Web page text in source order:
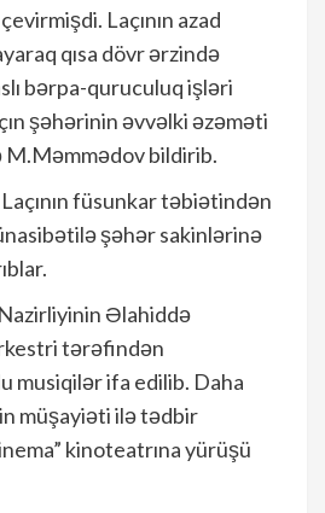
Laçının azad
qısa dövr ərzində
bərpa-quruculuq işləri
şəhərinin əvvəlki əzəməti
M.Məmmədov bildirib.
füsunkar təbiətindən
şəhər sakinlərinə
Əlahiddə
tərəfindən
musiqilər ifa edilib. Daha
müşayiəti ilə tədbir
kinoteatrına yürüşü